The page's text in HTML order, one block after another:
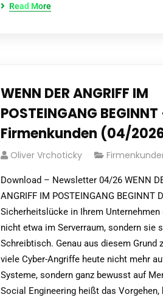
Read More
WENN DER ANGRIFF IM
POSTEINGANG BEGINNT
Firmenkunden (04/
Oliver Vrchoticky
Download – Newsletter 04/26 WENN
ANGRIFF IM POSTEINGANG BEGINNT
Sicherheitslücke in Ihrem Unternehmen
nicht etwa im Serverraum, sondern sie
Schreibtisch. Genau aus diesem Grund
viele Cyber-Angriffe heute nicht mehr
Systeme, sondern ganz bewusst auf
Social Engineering heißt das Vorgehen,